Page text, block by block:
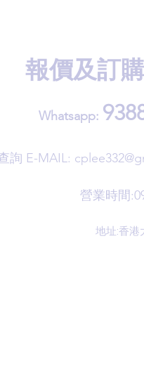
報價及訂
Whatsapp:
詢 E-MAIL:
營業時間
地址:香港